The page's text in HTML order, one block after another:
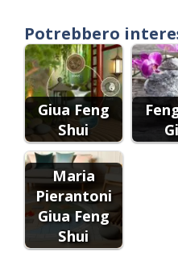
Potrebbero
Giua Feng
Shui
Maria
Pierantoni
Giua Feng
Shui